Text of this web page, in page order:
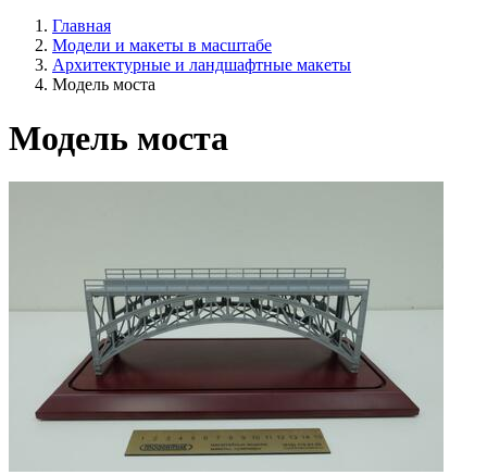
Главная
Модели и макеты в масштабе
Архитектурные и ландшафтные макеты
Модель моста
Модель моста